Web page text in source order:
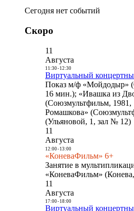
Сегодня нет событий
Скоро
11
Августа
11:30- 12:30
Виртуальный
Показ м/ф «Мойдодыр»
16 мин.); «Ивашка из
(Союзмультфильм,
Ромашкова»
(Ульяновой, 1, зал № 12)
11
Августа
12:00- 13:00
«КоневаФильм» 6+
Занятие в
«КоневаФильм»
11
Августа
17:00- 18:00
Виртуальный